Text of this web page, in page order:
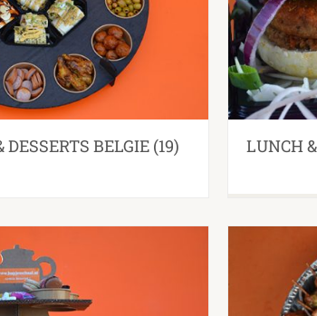
DESSERTS BELGIE (19) LUNCH